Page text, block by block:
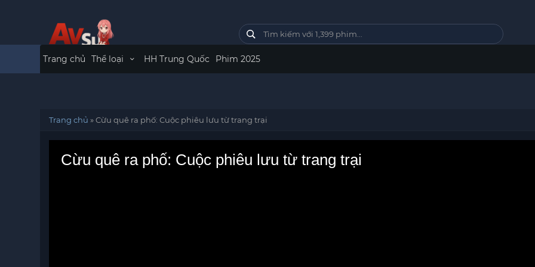
Trang chủ Thể loại HH Trung Quốc Phim 2025
Trang chủ »Cừu quê ra phố: Cuộc phiêu lưu từ trang trại
Cừu quê ra phố: Cuộc phiêu lưu từ trang trại